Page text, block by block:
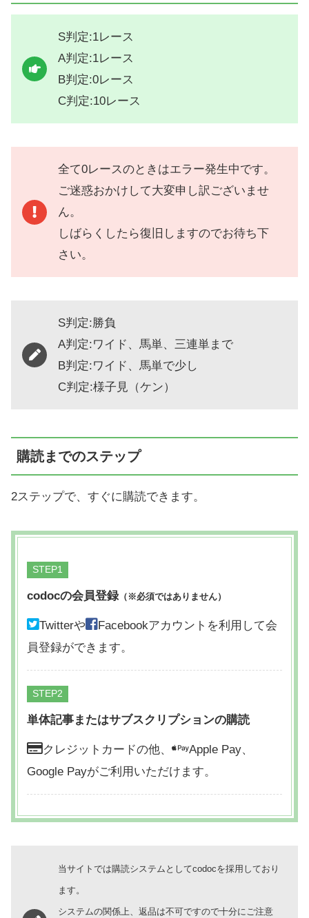
S判定:1レース
A判定:1レース
B判定:0レース
C判定:10レース
全て0レースのときはエラー発生中です。
ご迷惑おかけして大変申し訳ございませ
ん。
しばらくしたら復旧しますのでお待ち下
さい。
S判定:勝負
A判定:ワイド、馬単、三連単まで
B判定:ワイド、馬単で少し
C判定:様子見（ケン）
購読までのステップ
2ステップで、すぐに購読できます。
STEP
codocの会員登録（※必須ではありません）
Twitterや
Facebookアカウントを利用して会
員登録ができます。
STEP
単体記事またはサブスクリプションの購読
クレジットカードの他、
Apple Pay、
Google Payがご利用いただけます。
当サイトでは購読システムとしてcodocを採用しており
ます。
システムの関係上、返品は不可ですので十分にご注意